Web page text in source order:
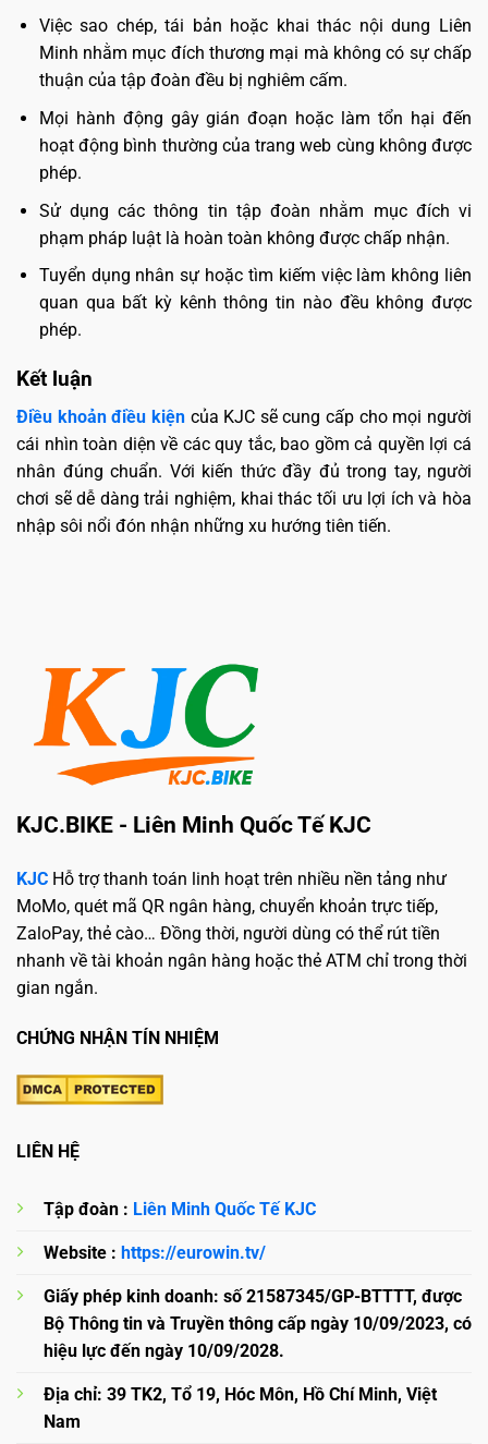
Việc sao chép, tái bản hoặc khai thác nội dung Liên
Minh nhằm mục đích thương mại mà không có sự chấp
thuận của tập đoàn đều bị nghiêm cấm.
Mọi hành động gây gián đoạn hoặc làm tổn hại đến
hoạt động bình thường của trang web cùng không được
phép.
Sử dụng các thông tin tập đoàn nhằm mục đích vi
phạm pháp luật là hoàn toàn không được chấp nhận.
Tuyển dụng nhân sự hoặc tìm kiếm việc làm không liên
quan qua bất kỳ kênh thông tin nào đều không được
phép.
Kết luận
Điều khoản điều kiệncủa KJC sẽ cung cấp cho mọi người
cái nhìn toàn diện về các quy tắc, bao gồm cả quyền lợi cá
nhân đúng chuẩn. Với kiến thức đầy đủ trong tay, người
chơi sẽ dễ dàng trải nghiệm, khai thác tối ưu lợi ích và hòa
nhập sôi nổi đón nhận những xu hướng tiên tiến.
KJC.BIKE - Liên Minh Quốc Tế KJC
KJC Hỗ trợ thanh toán linh hoạt trên nhiều nền tảng như
MoMo, quét mã QR ngân hàng, chuyển khoản trực tiếp,
ZaloPay, thẻ cào… Đồng thời, người dùng có thể rút tiền
nhanh về tài khoản ngân hàng hoặc thẻ ATM chỉ trong thời
gian ngắn.
CHỨNG NHẬN TÍN NHIỆM
LIÊN HỆ
Tập đoàn : Liên Minh Quốc Tế KJC
Website : https://eurowin.tv/
Giấy phép kinh doanh: số 21587345/GP-BTTTT, được
Bộ Thông tin và Truyền thông cấp ngày 10/09/2023, có
hiệu lực đến ngày 10/09/2028.
Địa chỉ: 39 TK2, Tổ 19, Hóc Môn, Hồ Chí Minh, Việt
Nam